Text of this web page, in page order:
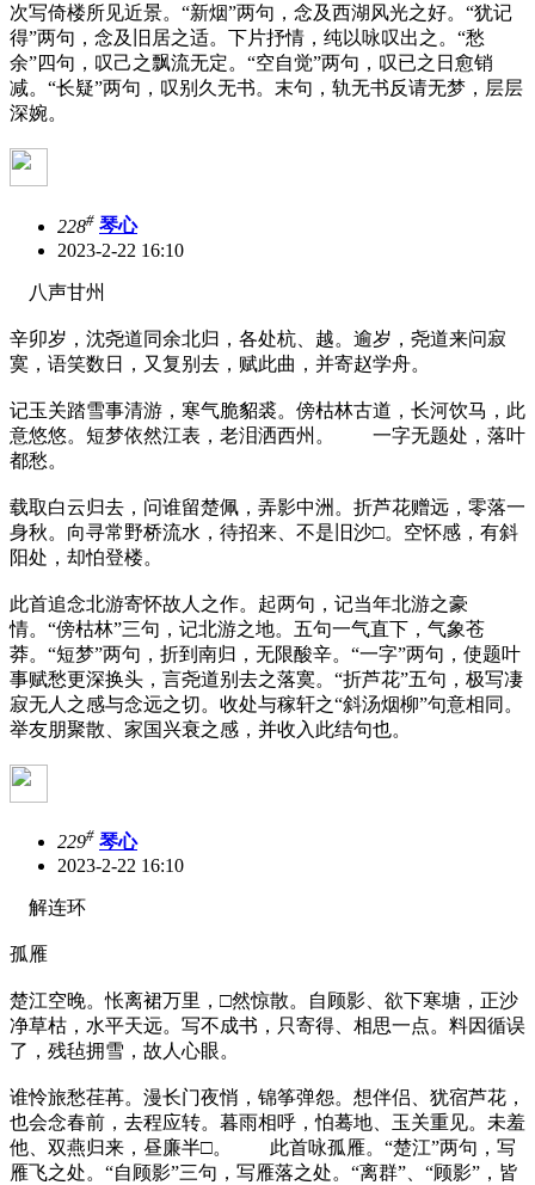
次写倚楼所见近景。“新烟”两句，念及西湖风光之好。“犹记
得”两句，念及旧居之适。下片抒情，纯以咏叹出之。“愁
余”四句，叹己之飘流无定。“空自觉”两句，叹已之日愈销
减。“长疑”两句，叹别久无书。末句，轨无书反请无梦，层层
深婉。
228# 琴心
2023-2-22 16:10
八声甘州
辛卯岁，沈尧道同余北归，各处杭、越。逾岁，尧道来问寂
寞，语笑数日，又复别去，赋此曲，并寄赵学舟。
记玉关踏雪事清游，寒气脆貂裘。傍枯林古道，长河饮马，此
意悠悠。短梦依然江表，老泪洒西州。 一字无题处，落叶
都愁。
载取白云归去，问谁留楚佩，弄影中洲。折芦花赠远，零落一
身秋。向寻常野桥流水，待招来、不是旧沙□。空怀感，有斜
阳处，却怕登楼。
此首追念北游寄怀故人之作。起两句，记当年北游之豪
情。“傍枯林”三句，记北游之地。五句一气直下，气象苍
莽。“短梦”两句，折到南归，无限酸辛。“一字”两句，使题叶
事赋愁更深换头，言尧道别去之落寞。“折芦花”五句，极写凄
寂无人之感与念远之切。收处与稼轩之“斜汤烟柳”句意相同。
举友朋聚散、家国兴衰之感，并收入此结句也。
229# 琴心
2023-2-22 16:10
解连环
孤雁
楚江空晚。怅离裙万里，□然惊散。自顾影、欲下寒塘，正沙
净草枯，水平天远。写不成书，只寄得、相思一点。料因循误
了，残毡拥雪，故人心眼。
谁怜旅愁荏苒。漫长门夜悄，锦筝弹怨。想伴侣、犹宿芦花，
也会念春前，去程应转。暮雨相呼，怕蓦地、玉关重见。未羞
他、双燕归来，昼廉半□。 此首咏孤雁。“楚江”两句，写
雁飞之处。“自顾影”三句，写雁落之处。“离群”、“顾影”，皆